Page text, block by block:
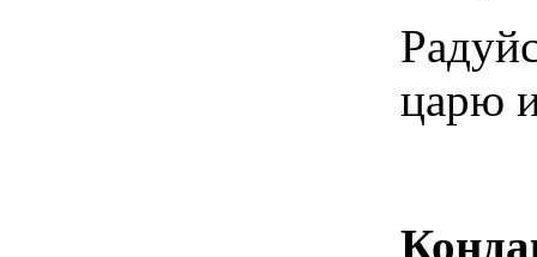
царю